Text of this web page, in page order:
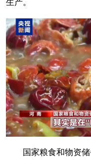
生产。
国家粮食和物资